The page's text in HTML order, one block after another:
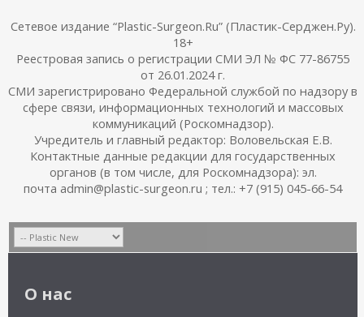
Сетевое издание “Plastic-Surgeon.Ru” (Пластик-Серджен.Ру).
18+
Реестровая запись о регистрации СМИ ЭЛ № ФС 77-86755
от 26.01.2024 г.
СМИ зарегистрировано Федеральной службой по надзору в
сфере связи, информационных технологий и массовых
коммуникаций (Роскомнадзор).
Учредитель и главный редактор: Воловельская Е.В.
Контактные данные редакции для государственных
органов (в том числе, для Роскомнадзора): эл.
почта admin@plastic-surgeon.ru ; тел.: +7 (915) 045-66-54
О нас